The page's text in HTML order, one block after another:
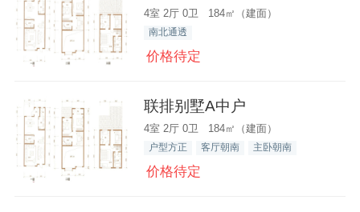
4室 2厅 0卫 184㎡（建面）
南北通透
价格待定
联排别墅A中户
4室 2厅 0卫 184㎡（建面）
户型方正 客厅朝南 主卧朝南
价格待定